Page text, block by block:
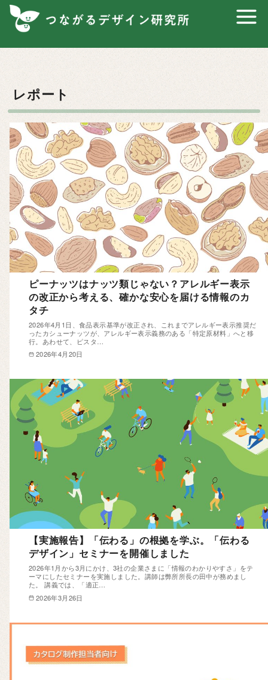
レポート
ピーナッツはナッツ類じゃない？アレルギー表示
の改正から考える、確かな安心を届ける情報のカ
タチ
2026年4月1日、食品表示基準が改正され、これまでアレルギー表示推奨だ
ったカシューナッツが、アレルギー表示義務のある「特定原材料」へと移
行。あわせて、ピスタ…
2026年4月20日
【実施報告】「伝わる」の根拠を学ぶ。「伝わる
デザイン」セミナーを開催しました
2026年1月から3月にかけ、3社の企業さまに「情報のわかりやすさ」をテ
ーマにしたセミナーを実施しました。講師は弊所所長の田中が務めまし
た。 講義では、「適正…
2026年3月26日